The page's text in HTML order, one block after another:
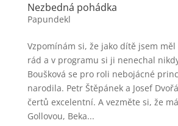
Nezbedná pohádka
Papundekl
Vzpomínám si, že jako dítě jsem
rád a v programu si ji nenechal
Boušková se pro roli nebojácné
narodila. Petr Štěpánek a Josef
čertů excelentní. A vezměte si, že
Gollovou, Beka...